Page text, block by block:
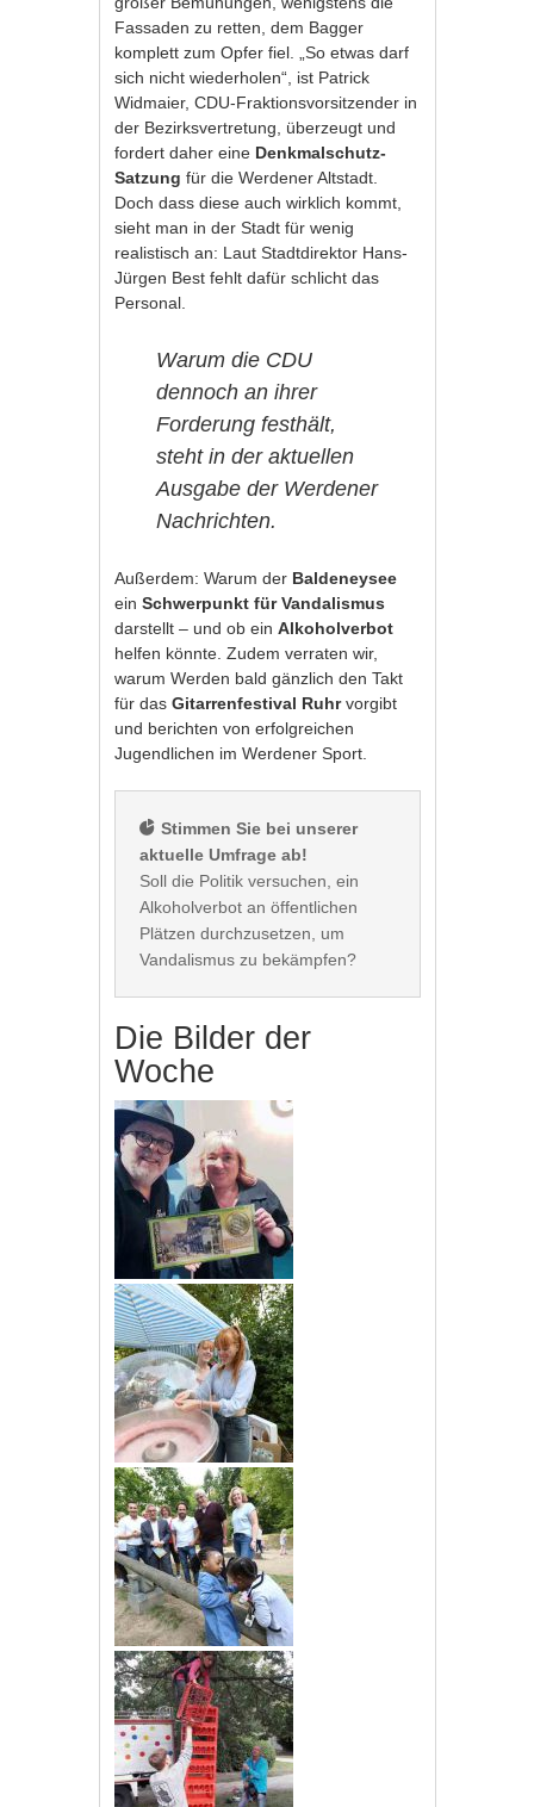
Fassaden zu retten, dem Bagger
komplett zum Opfer fiel. „So etwas darf
sich nicht wiederholen“, ist Patrick
Widmaier, CDU-Fraktionsvorsitzender in
der Bezirksvertretung, überzeugt und
fordert daher eine Denkmalschutz-
Satzung für die Werdener Altstadt.
Doch dass diese auch wirklich kommt,
sieht man in der Stadt für wenig
realistisch an: Laut Stadtdirektor Hans-
Jürgen Best fehlt dafür schlicht das
Personal.
Warum die CDU
dennoch an ihrer
Forderung festhält,
steht in der aktuellen
Ausgabe der Werdener
Nachrichten.
Außerdem: Warum der Baldeneysee
einSchwerpunkt für Vandalismus
darstellt – und ob einAlkoholverbot
helfen könnte. Zudem verraten wir,
warum Werden bald gänzlich den Takt
für dasGitarrenfestival Ruhrvorgibt
und berichten von erfolgreichen
Jugendlichen im Werdener Sport.
Stimmen Sie bei unserer
aktuelle Umfrage ab!
Soll die Politik versuchen, ein
Alkoholverbot an öffentlichen
Plätzen durchzusetzen, um
Die Bilder der
Woche